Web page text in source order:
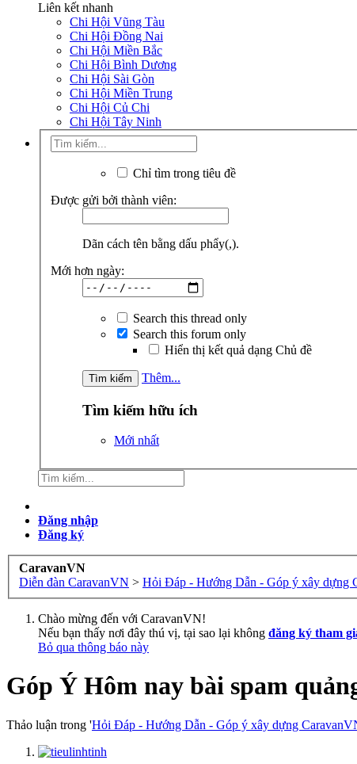
Liên kết nhanh
Chi Hội Vũng Tàu
Chi Hội Đồng Nai
Chi Hội Miền Bắc
Chi Hội Bình Dương
Chi Hội Sài Gòn
Chi Hội Miền Trung
Chi Hội Củ Chi
Chi Hội Tây Ninh
Chỉ tìm trong tiêu đề
Được gửi bởi thành viên:
Dãn cách tên bằng dấu phẩy(,).
Mới hơn ngày:
Search this thread only
Search this forum only
Hiển thị kết quả dạng Chủ đề
Thêm...
Tìm kiếm hữu ích
Mới nhất
Đăng nhập
Đăng ký
CaravanVN
Diễn đàn CaravanVN > Hỏi Đáp - Hướng Dẫn - Góp ý xây dựng
Chào mừng đến với CaravanVN!
Nếu bạn thấy nơi đây thú vị, tại sao lại không đăng ký tham
Bỏ qua thông báo này
Góp Ý Hôm nay bài spam
Thảo luận trong 'Hỏi Đáp - Hướng Dẫn - Góp ý xây dựng